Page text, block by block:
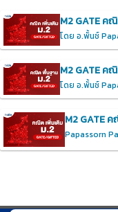
M2 GATE ค
โดย อ.พั้นช์
M2 GATE ค
โดย อ.พั้นช์
M2 GATE
Papassorn